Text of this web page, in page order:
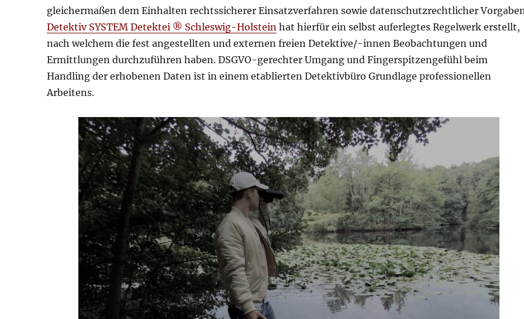
gleichermaßen dem Einhalten rechtssicherer Einsatzverfahren sowie datenschutzrechtlicher
Detektiv SYSTEM Detektei ® Schleswig-Holstein hat hierfür ein selbst auferlegtes Regelwerk erstellt,
nach welchem die fest angestellten und externen freien Detektive/-innen Beobachtungen und
Ermittlungen durchzuführen haben. DSGVO-gerechter Umgang und Fingerspitzengefühl beim
Handling der erhobenen Daten ist in einem etablierten Detektivbüro Grundlage professionellen
Arbeitens.